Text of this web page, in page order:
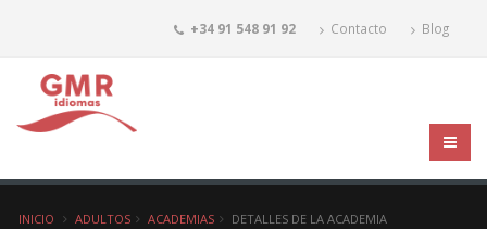
+34 91 548 91 92 Contacto Blog
INICIO ADULTOS ACADEMIAS DETALLES DE LA ACADEMIA